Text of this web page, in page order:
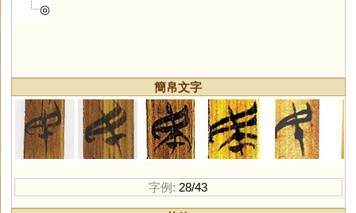
◎
簡帛文字
字例: 28/43